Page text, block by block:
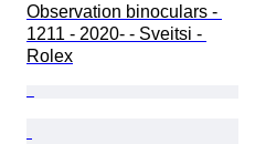
Observation binoculars -
1211 - 2020- - Sveitsi -
Rolex